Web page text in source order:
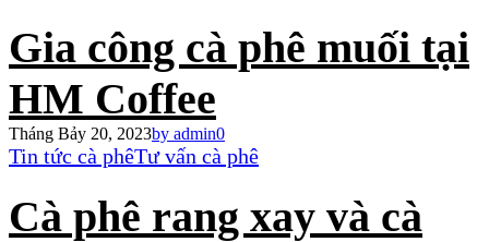
Gia công cà phê muối tại
HM Coffee
Tháng Bảy 20, 2023by admin0
Tin tức cà phêTư vấn cà phê
Cà phê rang xay và cà